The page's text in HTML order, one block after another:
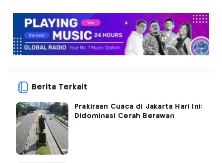
Berita Terkait
Prakiraan Cuaca di Jakarta Hari Ini:
Didominasi Cerah Berawan